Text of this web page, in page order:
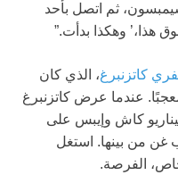
ثم اتصل بأحد
هذا،’ وهكذا بدأت.”
كاتزنبرغ، الذي كان
عندما عرض كاتزنبرغ
كاش وإيبس على
غن من بينها. استغل
الفرصة.